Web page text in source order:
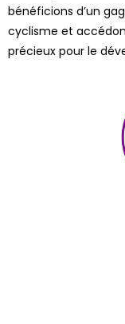
bénéficions d’un
cyclisme et
précieux pour le